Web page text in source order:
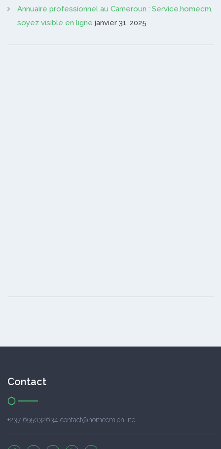
Annuaire professionnel au Cameroun : Service.homecm,
soyez visible en ligne janvier 31, 2025
Contact
+237 695032634 contact@homecm.online